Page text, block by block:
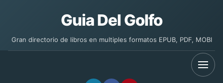
Guia Del Golfo
Gran directorio de libros en multiples formatos EPUB, PDF, MOBI